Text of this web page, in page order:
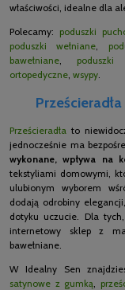
właściwości, idealne dla
Polecamy: poduszki
poduszki wełniane
bawełniane
poduszki
ortopedyczne wsypy
Prześcieradła to
jednocześnie ma
wykonane, wpływa na
tekstyliami domowymi,
ulubionym wyborem
dodają odrobiny
dotyku uczucie. Dla
internetowy sklep z
bawełniane.
W Idealny Sen
satynowe z gumką